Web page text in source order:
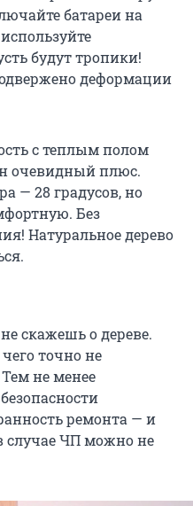
батареи на
будут тропики!
деформации
с теплым полом
очевидный плюс.
— 28 градусов, но
Без
Натуральное дерево
скажешь о дереве.
точно не
не менее
ремонта — и
случае ЧП можно не